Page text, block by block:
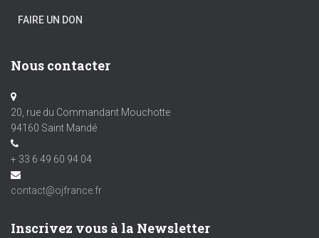
FAIRE UN DON
Nous contacter
20, rue du Commandant Mouchotte
94160 Saint Mandé
+ 33 6 49 60 94 04
contact@ojfrance.fr
Inscrivez vous à la Newsletter